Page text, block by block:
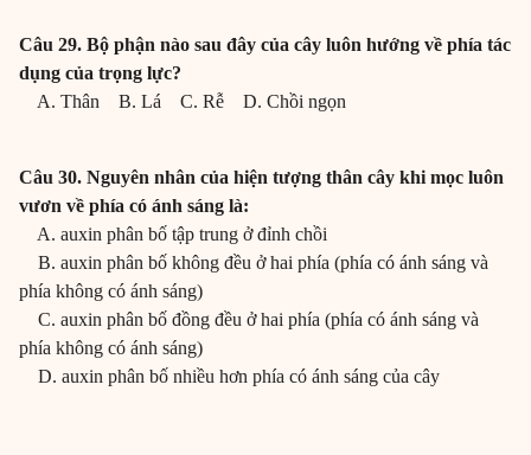
Câu 29. Bộ phận nào sau đây của cây luôn hướng về phía tác
dụng của trọng lực?
A. Thân B. Lá C. Rễ D. Chồi ngọn
Câu 30. Nguyên nhân của hiện tượng thân cây khi mọc luôn
vươn về phía có ánh sáng là:
A. auxin phân bố tập trung ở đỉnh chồi
B. auxin phân bố không đều ở hai phía (phía có ánh sáng và
phía không có ánh sáng)
C. auxin phân bố đồng đều ở hai phía (phía có ánh sáng và
phía không có ánh sáng)
D. auxin phân bố nhiều hơn phía có ánh sáng của cây